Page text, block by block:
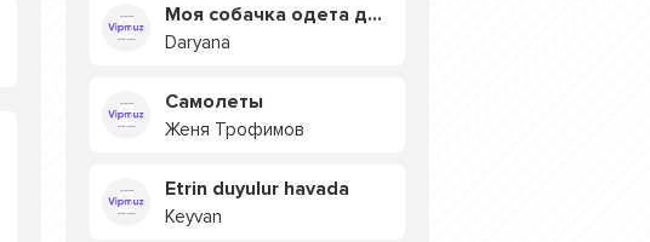
Моя собачка одета дороже тебя
Daryana
Самолеты
Женя Трофимов
Etrin duyulur havada
Keyvan